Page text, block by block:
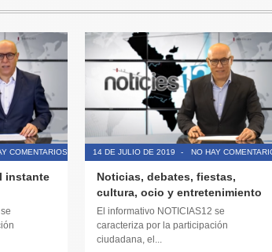
COMENTARIOS
instante
14 DE JULIO DE 2019 - NO HAY
Noticias, debates, fiestas,
cultura, ocio y entretenimiento
El informativo NOTICIAS12 se
caracteriza por la participación
ciudadana, el...